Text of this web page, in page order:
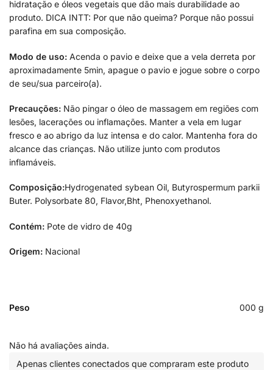
hidratação e óleos vegetais que dão mais durabilidade ao
produto. DICA INTT: Por que não queima? Porque não possui
parafina em sua composição.
Modo de uso: Acenda o pavio e deixe que a vela derreta por
aproximadamente 5min, apague o pavio e jogue sobre o corpo
de seu/sua parceiro(a).
Precauções: Não pingar o óleo de massagem em regiões com
lesões, lacerações ou inflamações. Manter a vela em lugar
fresco e ao abrigo da luz intensa e do calor. Mantenha fora do
alcance das crianças. Não utilize junto com produtos
inflamáveis.
Composição:Hydrogenated sybean Oil, Butyrospermum parkii
Buter. Polysorbate 80, Flavor,Bht, Phenoxyethanol.
Contém: Pote de vidro de 40g
Origem: Nacional
Peso 000 g
Não há avaliações ainda.
Apenas clientes conectados que compraram este produto